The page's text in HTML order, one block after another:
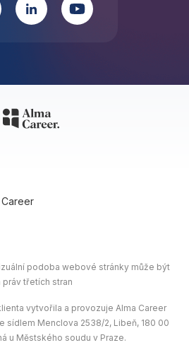
podoba webové stránky může být
třetích stran
vytvořila a provozuje Alma Career
sídlem Menclova 2538/2, Libeň, 180 00
u Městského soudu v Praze.